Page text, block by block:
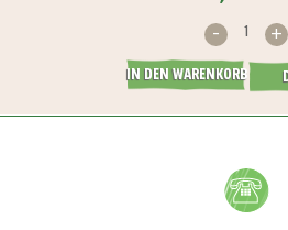
- +
IN DEN WARENKORB